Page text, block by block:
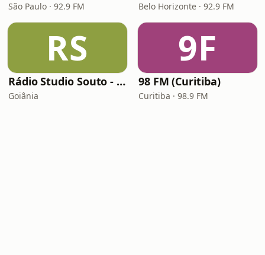
São Paulo · 92.9 FM Belo Horizonte · 92.9 FM
RS
Rádio Studio Souto - Sertaneja
Goiânia
9F
98 FM (Curitiba)
Curitiba · 98.9 FM